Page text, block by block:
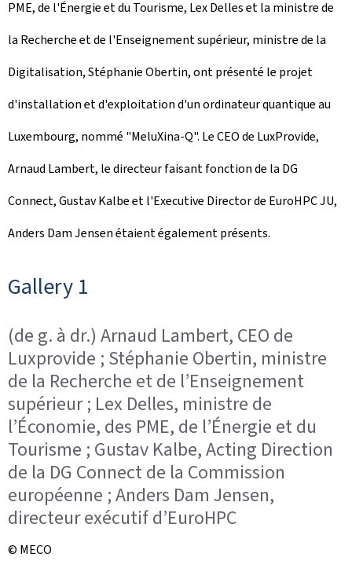
e
l
e
PME, de l'Énergie et du Tourisme, Lex Delles et la ministre de
la Recherche et de l'Enseignement supérieur, ministre de la
Digitalisation, Stéphanie Obertin, ont présenté le projet
d'installation et d'exploitation d'un ordinateur quantique au
Luxembourg, nommé "MeluXina-Q". Le CEO de LuxProvide,
Arnaud Lambert, le directeur faisant fonction de la DG
Connect, Gustav Kalbe et l'Executive Directorde EuroHPC JU,
Anders Dam Jensen étaient également présents.
Gallery 1
(de g. à dr.) Arnaud Lambert, CEO de
Luxprovide ; Stéphanie Obertin, ministre
de la Recherche et de l’Enseignement
supérieur ; Lex Delles, ministre de
l’Économie, des PME, de l’Énergie et du
Tourisme ; Gustav Kalbe, Acting Direction
de la DG Connect de la Commission
européenne ; Anders Dam Jensen,
directeur exécutif d’EuroHPC
© MECO